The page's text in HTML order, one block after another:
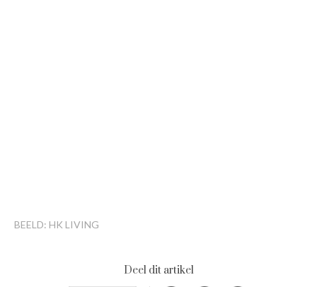
BEELD: HK LIVING
Deel dit artikel